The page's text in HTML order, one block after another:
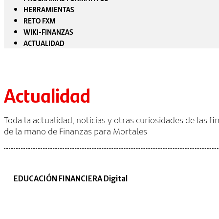
HERRAMIENTAS
RETO FXM
WIKI-FINANZAS
ACTUALIDAD
Actualidad
Toda la actualidad, noticias y otras curiosidades de las
de la mano de Finanzas para Mortales
EDUCACIÓN FINANCIERA Digital